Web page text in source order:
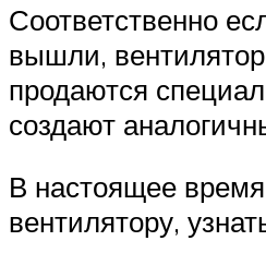
Соответственно
вышли,
продаются
создают
В настоящее
вентилятору,